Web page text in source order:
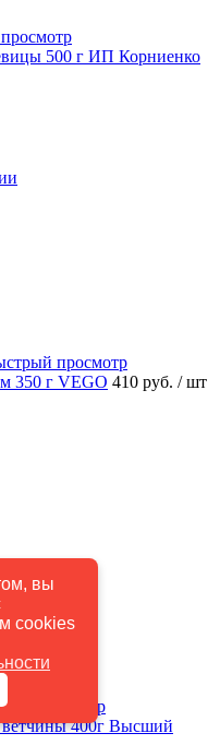
вы
cookies
500 г ИП Корниенко
просмотр
350 г VEGO 410 руб. / шт
просмотр
ветчины 400г Высший